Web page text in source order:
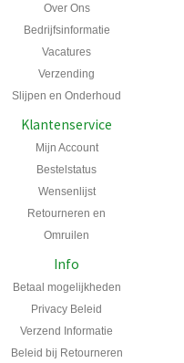
Over Ons
Bedrijfsinformatie
Vacatures
Verzending
Slijpen en Onderhoud
Klantenservice
Mijn Account
Bestelstatus
Wensenlijst
Retourneren en
Omruilen
Info
Betaal mogelijkheden
Privacy Beleid
Verzend Informatie
Beleid bij Retourneren